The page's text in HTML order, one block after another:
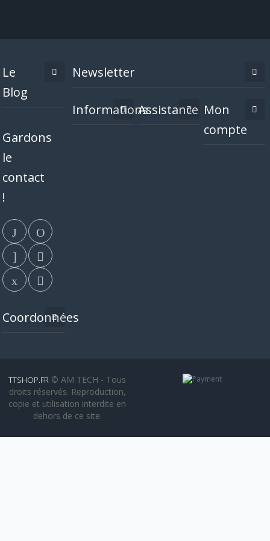
Le
Blog
Gardons
le
contact
!
Coordonnées
Newsletter
InformationsAssistance Mon
compte
TTSHOP.FR © AM TECH - Tous
droits réservés. Reproduction,
copie et utilisation interdite en
dehors de ce site.